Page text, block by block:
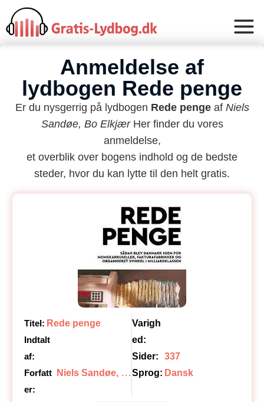
Anmeldelse af
lydbogen Rede penge
Er du nysgerrig på lydbogen Rede penge af Niels
Sandøe, Bo ElkjærHer finder du vores
anmeldelse,
et overblik over bogens indhold og de bedste
steder, hvor du kan lytte til den helt gratis.
Titel: Rede penge
Indtalt
af:
Forfatt
er:
N
iels Sandøe, Bo Elkjær
Varigh
ed:
Sider:
337
Sprog: Dansk